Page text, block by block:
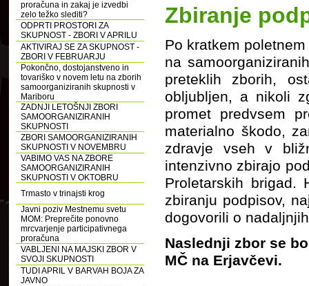
proračuna in zakaj je izvedbi
zelo težko slediti?
ODPRTI PROSTORI ZA
SKUPNOST - ZBORI V APRILU
AKTIVIRAJ SE ZA SKUPNOST -
ZBORI V FEBRUARJU
Pokončno, dostojanstveno in
tovariško v novem letu na zborih
samoorganiziranih skupnosti v
Mariboru
ZADNJI LETOŠNJI ZBORI
SAMOORGANIZIRANIH
SKUPNOSTI
ZBORI SAMOORGANIZIRANIH
SKUPNOSTI V NOVEMBRU
VABIMO VAS NA ZBORE
SAMOORGANIZIRANIH
SKUPNOSTI V OKTOBRU
Trmasto v trinajsti krog
Javni poziv Mestnemu svetu
MOM: Preprečite ponovno
mrcvarjenje participativnega
proračuna
VABLJENI NA MAJSKI ZBOR V
SVOJI SKUPNOSTI
TUDI APRIL V BARVAH BOJA ZA
JAVNO
Zbiranje
Po kratkem
na
preteklih zborih,
obljubljen, a nikoli
promet predvsem
materialno škodo,
zdravje vseh v
intenzivno zbirajo
Proletarskih brigad.
zbiranju podpisov,
dogovorili o
Naslednji zbor se
MČ na Erjavčevi.